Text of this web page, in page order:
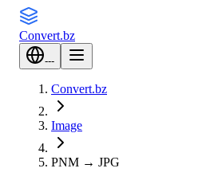
Convert.bz
---
Convert.bz
Image
PNM → JPG